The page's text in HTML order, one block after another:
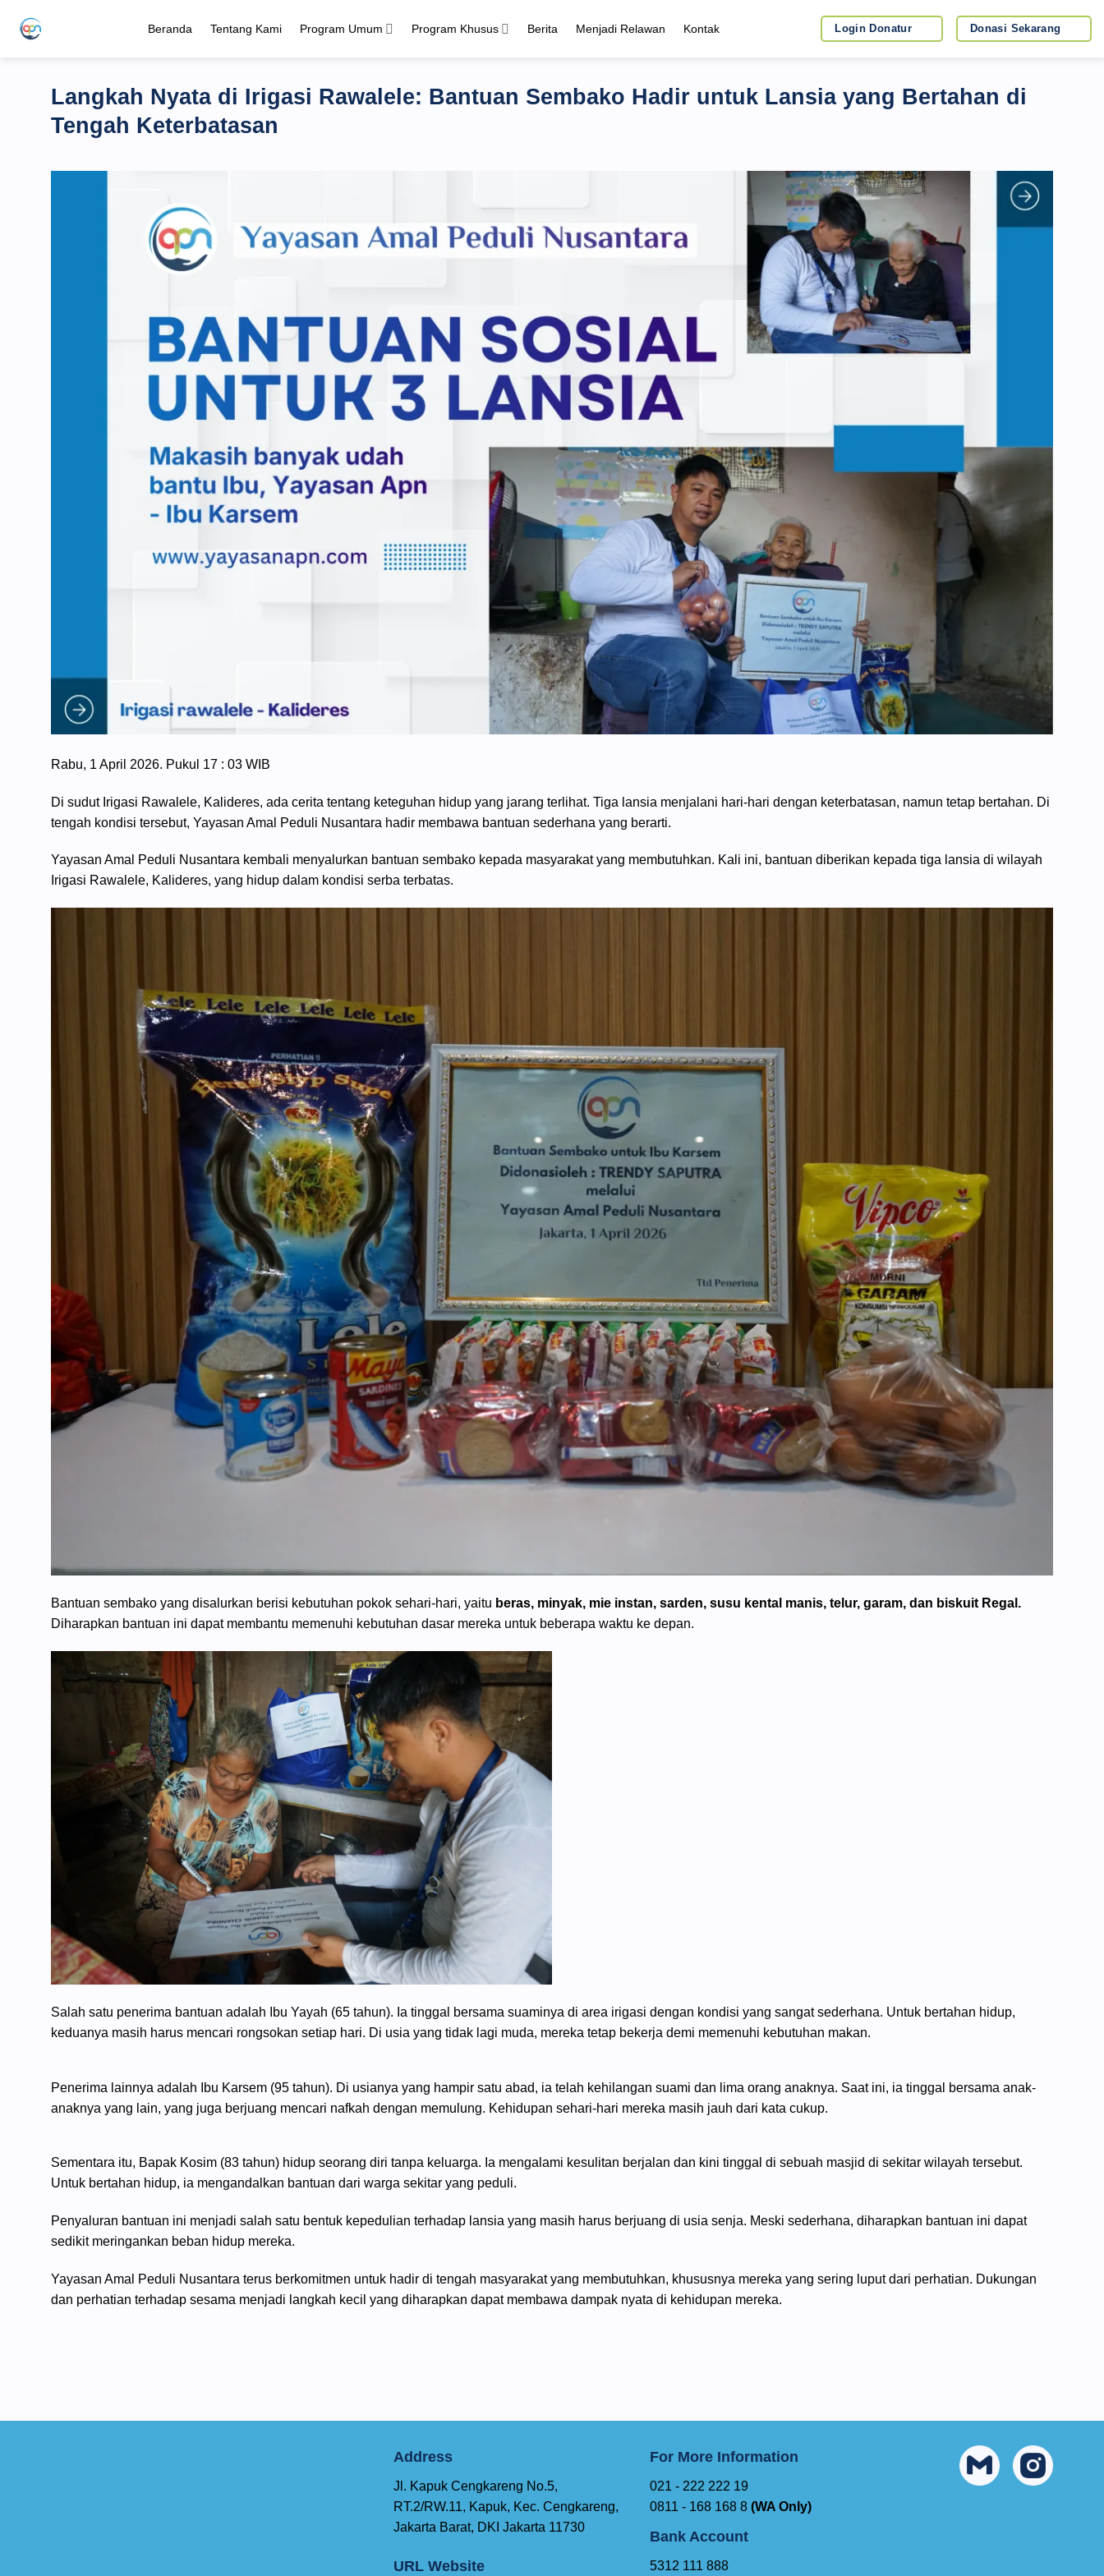
Beranda Tentang Kami Program Umum Program Khusus Berita Menjadi Relawan Kontak Login Donatur Donasi Sekarang
Langkah Nyata di Irigasi Rawalele: Bantuan Sembako Hadir untuk Lansia yang Bertahan di
Tengah Keterbatasan
Rabu, 1 April 2026. Pukul 17 : 03 WIB
Di sudut Irigasi Rawalele, Kalideres, ada cerita tentang keteguhan hidup yang jarang terlihat. Tiga lansia menjalani hari-hari dengan keterbatasan, namun tetap bertahan. Di
tengah kondisi tersebut, Yayasan Amal Peduli Nusantara hadir membawa bantuan sederhana yang berarti.
Yayasan Amal Peduli Nusantara kembali menyalurkan bantuan sembako kepada masyarakat yang membutuhkan. Kali ini, bantuan diberikan kepada tiga lansia di wilayah
Irigasi Rawalele, Kalideres, yang hidup dalam kondisi serba terbatas.
Bantuan sembako yang disalurkan berisi kebutuhan pokok sehari-hari, yaitu beras, minyak, mie instan, sarden, susu kental manis, telur, garam, dan biskuit Regal.
Diharapkan bantuan ini dapat membantu memenuhi kebutuhan dasar mereka untuk beberapa waktu ke depan.
Salah satu penerima bantuan adalah Ibu Yayah (65 tahun). Ia tinggal bersama suaminya di area irigasi dengan kondisi yang sangat sederhana. Untuk bertahan hidup,
keduanya masih harus mencari rongsokan setiap hari. Di usia yang tidak lagi muda, mereka tetap bekerja demi memenuhi kebutuhan makan.
Penerima lainnya adalah Ibu Karsem (95 tahun). Di usianya yang hampir satu abad, ia telah kehilangan suami dan lima orang anaknya. Saat ini, ia tinggal bersama anak-
anaknya yang lain, yang juga berjuang mencari nafkah dengan memulung. Kehidupan sehari-hari mereka masih jauh dari kata cukup.
Sementara itu, Bapak Kosim (83 tahun) hidup seorang diri tanpa keluarga. Ia mengalami kesulitan berjalan dan kini tinggal di sebuah masjid di sekitar wilayah tersebut.
Untuk bertahan hidup, ia mengandalkan bantuan dari warga sekitar yang peduli.
Penyaluran bantuan ini menjadi salah satu bentuk kepedulian terhadap lansia yang masih harus berjuang di usia senja. Meski sederhana, diharapkan bantuan ini dapat
sedikit meringankan beban hidup mereka.
Yayasan Amal Peduli Nusantara terus berkomitmen untuk hadir di tengah masyarakat yang membutuhkan, khususnya mereka yang sering luput dari perhatian. Dukungan
dan perhatian terhadap sesama menjadi langkah kecil yang diharapkan dapat membawa dampak nyata di kehidupan mereka.
Address
Jl. Kapuk Cengkareng No.5,
RT.2/RW.11, Kapuk, Kec. Cengkareng,
Jakarta Barat, DKI Jakarta 11730
URL Website
For More Information
021 - 222 222 19
0811 - 168 168 8(WA Only)
Bank Account
5312 111 888